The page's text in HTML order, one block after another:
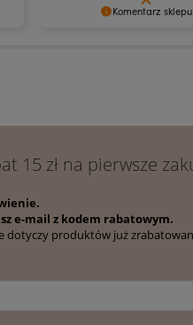
Komentarz sklepu